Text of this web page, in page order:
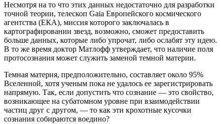
Несмотря на то что этих данных недостаточно для разработки
точной теории, телескоп Gaia Европейского космического
агентства (ЕКА), миссия которого заключалась в
картографировании звезд, возможно, сможет предоставить
больше данных, которые либо упрочат, либо ослабят эту идею.
В то же время доктор Матлофф утверждает, что наличие поля
протосознания может служить заменой темной материи.
Темная материя, предположительно, составляет около 95%
Вселенной, хотя ученым пока не удалось ее зарегистрировать
напрямую. Так, если допустить что сознание — это свойство,
возникающее на субатомном уровне при взаимодействии
частиц друг с другом, — то как эти крохотные кусочки
сознания собираются воедино?